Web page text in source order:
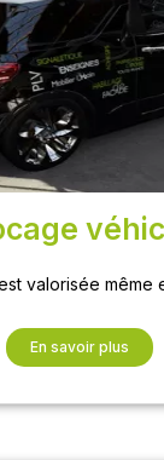
valorisée même
En savoir plus